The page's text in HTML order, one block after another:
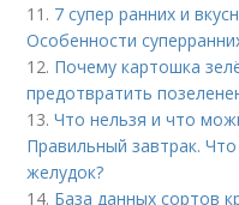
11. 7 супер ранних и
Особенности
12. Почему картошка
предотвратить
13.Что нельзя и что
Правильный завтрак.
желудок?
14. База данных сортов